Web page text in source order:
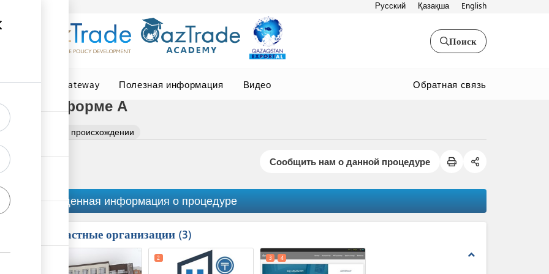
Русский Қазақша English
Поиск
Central Asia Gateway Полезная информация Видео Обратная связь
по форме А
сертификата о происхождении
Сообщить нам о данной процедуре
Обобщенная информация о процедуре
Причастные организации 3
expand_less
2 3 4